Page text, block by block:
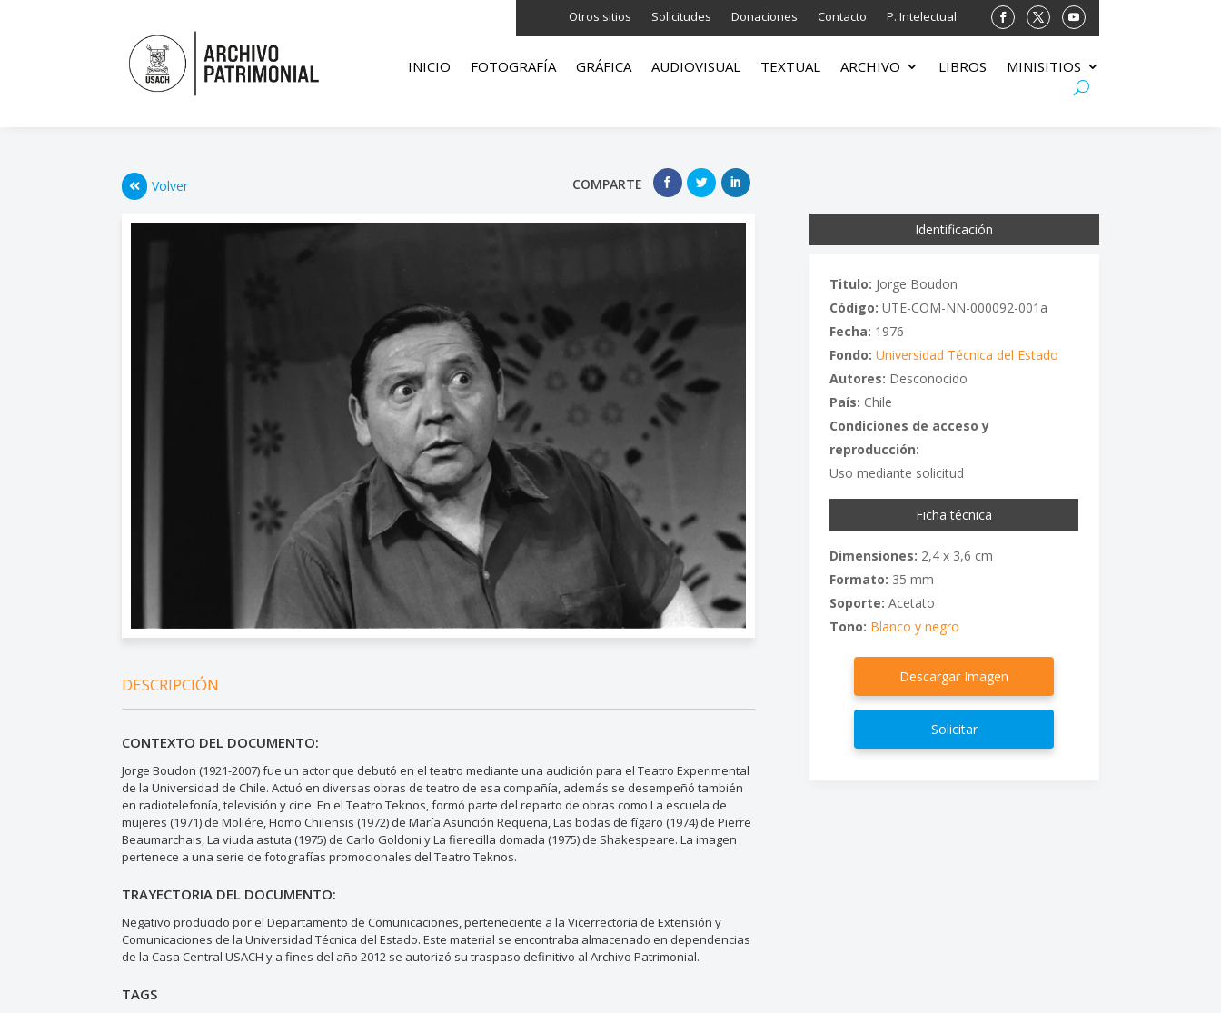
Otros sitios Solicitudes Donaciones Contacto P. Intelectual
INICIO FOTOGRAFÍA GRÁFICA AUDIOVISUAL TEXTUAL ARCHIVO LIBROS MINISITIOS
Volver COMPARTE
DESCRIPCIÓN
CONTEXTO DEL DOCUMENTO:
Jorge Boudon (1921-2007) fue un actor que debutó en el teatro mediante una audición para el Teatro Experimental
de la Universidad de Chile. Actuó en diversas obras de teatro de esa compañía, además se desempeñó también
en radiotelefonía, televisión y cine. En el Teatro Teknos, formó parte del reparto de obras como La escuela de
mujeres (1971) de Moliére, Homo Chilensis (1972) de María Asunción Requena, Las bodas de fígaro (1974) de Pierre
Beaumarchais, La viuda astuta (1975) de Carlo Goldoni y La fierecilla domada (1975) de Shakespeare. La imagen
pertenece a una serie de fotografías promocionales del Teatro Teknos.
TRAYECTORIA DEL DOCUMENTO:
Negativo producido por el Departamento de Comunicaciones, perteneciente a la Vicerrectoría de Extensión y
Comunicaciones de la Universidad Técnica del Estado. Este material se encontraba almacenado en dependencias
de la Casa Central USACH y a fines del año 2012 se autorizó su traspaso definitivo al Archivo Patrimonial.
TAGS
Identificación
Titulo: Jorge Boudon
Código: UTE-COM-NN-000092-001a
Fecha: 1976
Fondo: Universidad Técnica del Estado
Autores: Desconocido
País: Chile
Condiciones de acceso y
reproducción:
Uso mediante solicitud
Ficha técnica
Dimensiones: 2,4 x 3,6 cm
Formato: 35 mm
Soporte: Acetato
Tono: Blanco y negro
Descargar Imagen
Solicitar